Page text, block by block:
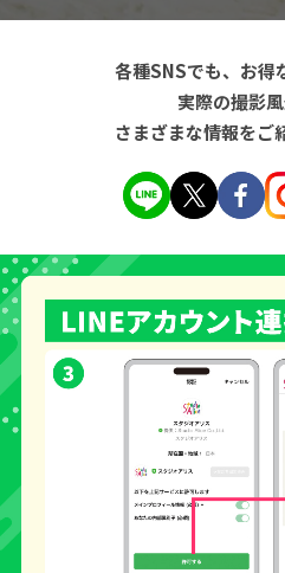
各種SNSでも、お得
実際の撮影風
さまざまな情報をご